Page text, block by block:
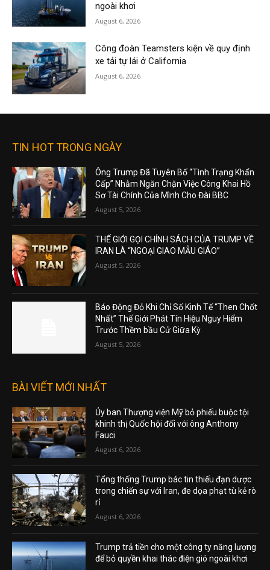
ngoài khơi
August 6, 2026
Công đoàn Teamsters kiện về quy định
xe tải tự lái ở California
August 6, 2026
TIN HOT TRONG NGÀY
Ông Trump Đã Tuyên Bố “Tình Trạng Khẩn
Cấp” Nhằm Ngăn Chặn Việc Công Khai Hồ
Sơ Tài Chính Của Mình Cho Đài BBC
August 5, 2026
THẾ GIỚI GỌI CHÍNH SÁCH CỦA TRUMP VỀ
IRAN LÀ “NGOẠI GIAO MẪU GIÁO”
August 5, 2026
Báo Động Đỏ Khi Chỉ Số Kinh Tế “Then Chốt
Nhất” Thế Giới Phát Tín Hiệu Nguy Hiểm
Trước Thềm bầu Cử Giữa Kỳ
August 5, 2026
BÀI VIẾT MỚI NHẤT
Ủy ban Thượng viện Mỹ bỏ phiếu buộc tội
khinh thị Quốc hội đối với ông Anthony
Fauci
August 6, 2026
Tổng thống Trump bác tin thiếu đạn dược
trong chiến sự với Iran, đe dọa phạt tù kẻ rò
rỉ
August 6, 2026
Trump trả tiền cho một công ty năng lượng
để bỏ quyền khai thác điện gió ngoài khơi